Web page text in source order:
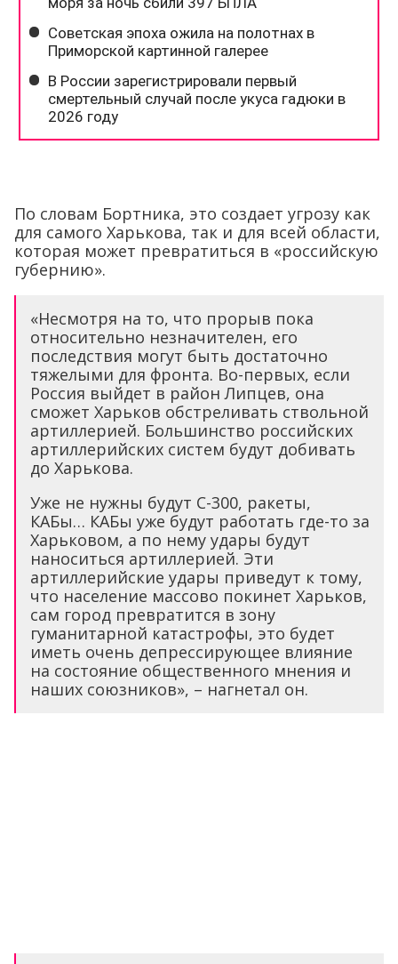
По словам Бортника, это создает угрозу как
для самого Харькова, так и для всей области,
которая может превратиться в «российскую
губернию».
«Несмотря на то, что прорыв пока
относительно незначителен, его
последствия могут быть достаточно
тяжелыми для фронта. Во-первых, если
Россия выйдет в район Липцев, она
сможет Харьков обстреливать ствольной
артиллерией. Большинство российских
артиллерийских систем будут добивать
до Харькова.
Уже не нужны будут С-300, ракеты,
КАБы… КАБы уже будут работать где-то за
Харьковом, а по нему удары будут
наноситься артиллерией. Эти
артиллерийские удары приведут к тому,
что население массово покинет Харьков,
сам город превратится в зону
гуманитарной катастрофы, это будет
иметь очень депрессирующее влияние
на состояние общественного мнения и
наших союзников», – нагнетал он.